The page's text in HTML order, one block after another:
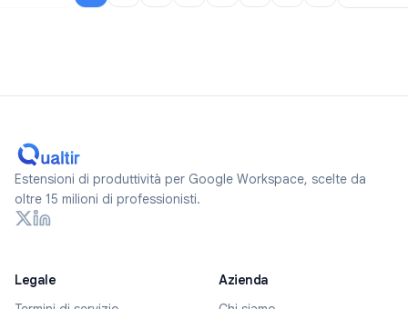
Estensioni di produttività per Google Workspace, scelte da
oltre 15 milioni di professionisti.
Legale
Azienda